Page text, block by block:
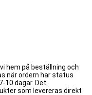
hem på beställning och
när ordern har status
10 dagar. Det
som levereras direkt